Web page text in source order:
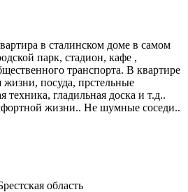
в сталинском доме в самом
парк, стадион, кафе ,
транспорта. В квартире
жизни, посуда, прстельные
гладильная доска и т.д..
жизни.. Не шумные соседи..
область